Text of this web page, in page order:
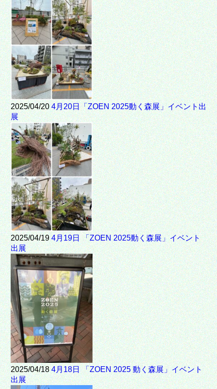
2025/04/20 4月20日「ZOEN 2025動く森展」イベント出
展
2025/04/19 4月19日 「ZOEN 2025動く森展」イベント
出展
2025/04/18 4月18日 「ZOEN 2025 動く森展」イベント
出展